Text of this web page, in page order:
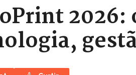
2026: